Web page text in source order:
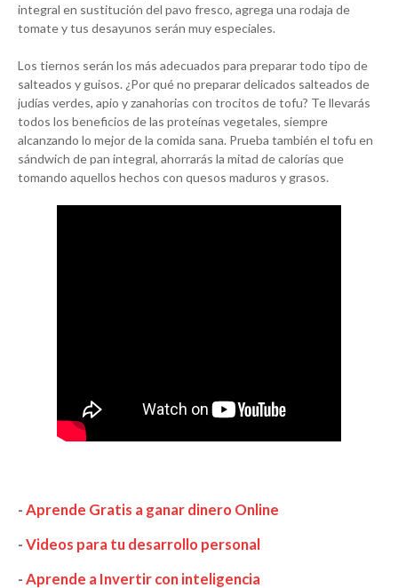
integral en sustitución del pavo fresco, agrega una rodaja de
tomate y tus desayunos serán muy especiales.
Los tiernos serán los más adecuados para preparar todo tipo de
salteados y guisos. ¿Por qué no preparar delicados salteados de
judías verdes, apio y zanahorias con trocitos de tofu? Te llevarás
todos los beneficios de las proteínas vegetales, siempre
alcanzando lo mejor de la comida sana. Prueba también el tofu en
sándwich de pan integral, ahorrarás la mitad de calorías que
tomando aquellos hechos con quesos maduros y grasos.
-Aprende Gratis a ganar dinero Online
-Videos para tu desarrollo personal
-Aprende a Invertir con inteligencia